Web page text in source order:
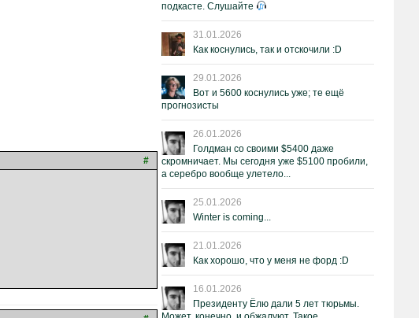
#
подкасте. Слушайте
31.01.2026
Как коснулись, так и отскочили :D
29.01.2026
Вот и 5600 коснулись уже; те ещё
прогнозисты
26.01.2026
Голдман со своими $5400 даже
скромничает. Мы сегодня уже $5100 пробили,
а серебро вообще улетело...
25.01.2026
Winter is coming...
21.01.2026
Как хорошо, что у меня не форд :D
16.01.2026
Президенту Ёлю дали 5 лет тюрьмы.